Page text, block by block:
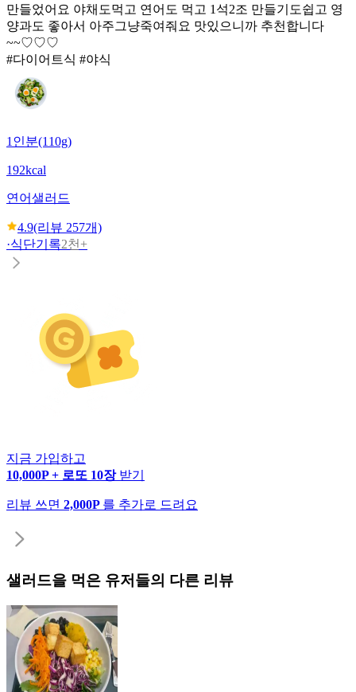
만들었어요 야채도먹고 연어도 먹고 1석2조 만들기도쉽고 영
양과도 좋아서 아주그냥죽여줘요 맛있으니까 추천합니다
~~♡♡♡
#다이어트식 #야식
1인분(110g)
192kcal
연어샐러드
4.9(리뷰 257개)
·식단기록2천+
지금 가입하고
10,000P + 로또 10장 받기
리뷰 쓰면 2,000P 를 추가로 드려요
샐러드을 먹은 유저들의 다른 리뷰